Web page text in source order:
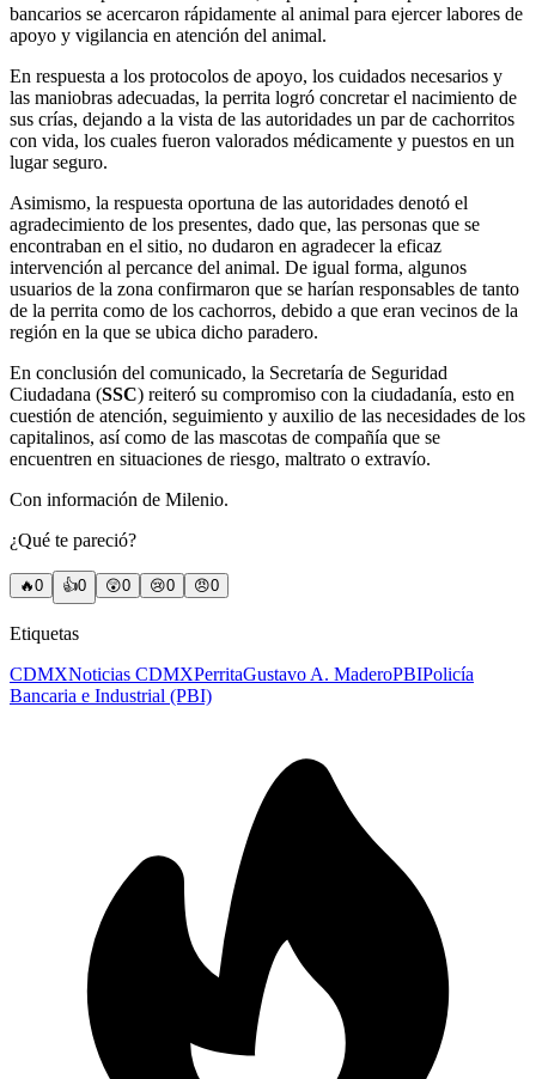
bancarios se acercaron rápidamente al animal para ejercer labores de
apoyo y vigilancia en atención del animal.
En respuesta a los protocolos de apoyo, los cuidados necesarios y
las maniobras adecuadas, la perrita logró concretar el nacimiento de
sus crías, dejando a la vista de las autoridades un par de cachorritos
con vida, los cuales fueron valorados médicamente y puestos en un
lugar seguro.
Asimismo, la respuesta oportuna de las autoridades denotó el
agradecimiento de los presentes, dado que, las personas que se
encontraban en el sitio, no dudaron en agradecer la eficaz
intervención al percance del animal. De igual forma, algunos
usuarios de la zona confirmaron que se harían responsables de tanto
de la perrita como de los cachorros, debido a que eran vecinos de la
región en la que se ubica dicho paradero.
En conclusión del comunicado, la Secretaría de Seguridad
Ciudadana (SSC) reiteró su compromiso con la ciudadanía, esto en
cuestión de atención, seguimiento y auxilio de las necesidades de los
capitalinos, así como de las mascotas de compañía que se
encuentren en situaciones de riesgo, maltrato o extravío.
Con información de Milenio.
¿Qué te pareció?
🔥0 👍0 😲0 😢0 😠0
Etiquetas
CDMXNoticias CDMXPerritaGustavo A. MaderoPBIPolicía
Bancaria e Industrial (PBI)